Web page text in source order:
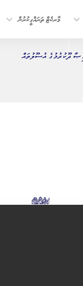
މާރކެޓް ތަރައްގީކުރުން
ދޫކުރުމުގެ އުސޫލުތައް